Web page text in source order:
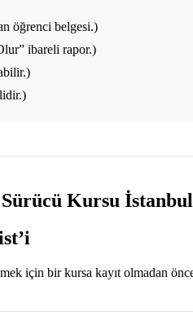
öğrenci belgesi.)
ibareli rapor.)
için bir kursa kayıt olmadan